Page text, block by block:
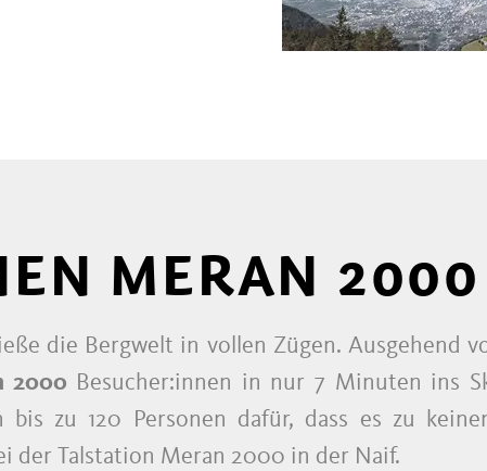
MERAN 2000
die Bergwelt in vollen Zügen. Ausgehend
2000 Besucher:innen in nur 7 Minuten ins
bis zu 120 Personen dafür, dass es zu
der Talstation Meran 2000 in der Naif.